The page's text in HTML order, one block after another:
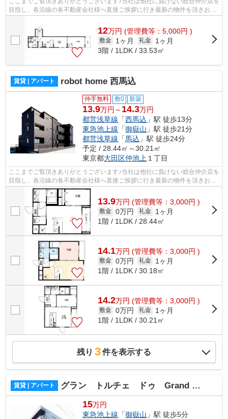
目指し、各沿線の各不動産会社様へ直接ご挨拶に行き最新の物件を頂きお客
12万円 (管理費等：5,000円 )
敷金 1ヶ月 礼金
1ヶ月
3階 / 1LDK / 33.53㎡
賃貸 | アパート robot home 西馬込
仲手無料 敷0 新築
13.9万円～ 14.3万円
都営浅草線 「西馬込 」駅 徒歩13分
東急池上線 「御嶽山 」駅 徒歩21分
都営浅草線 「馬込 」駅 徒歩24分
予定 / 28.44㎡～30.21㎡
東京都大田区仲池上 １丁目
ここまでご覧頂きありがとうございます♪当社は他社に負けない総合仲介店を
目指し、各沿線の各不動産会社様へ直接ご挨拶に行き最新の物件を頂きお客
様へ提供しております！最新の情報は...
13.9万円 (管理費等：3,000円 )
敷金 0万円 礼金
1ヶ月
1階 / 1LDK / 28.44㎡
14.1万円 (管理費等：3,000円 )
敷金 0万円 礼金
1ヶ月
1階 / 1LDK / 30.18㎡
14.2万円 (管理費等：3,000円 )
敷金 0万円 礼金
1ヶ月
1階 / 1LDK / 30.21㎡
残り 3件を表示する
賃貸 | アパート グラン トルチェ ドゥ Grand Tortue Deux
15万円
東急池上線 「御嶽山 」駅 徒歩5分